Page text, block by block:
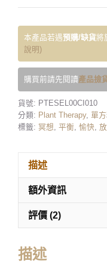
本產品若遇預購/缺貨將
說明)
購買前請先閱讀產品撿
貨號: PTESEL00CI010
分類: Plant Therapy, 單
標籤: 冥想, 平衡, 愉快,
描述
額外資訊
評價 (2)
描述